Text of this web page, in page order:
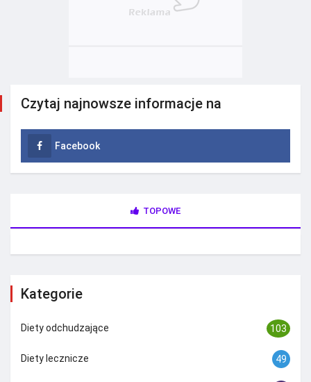
Czytaj najnowsze informacje na
Facebook
TOPOWE
Kategorie
Diety odchudzające 103
Diety lecznicze 49